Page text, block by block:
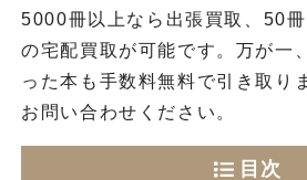
5000冊以上なら出張買取、50
の宅配買取が可能です。万が一
った本も手数料無料で引き取り
お問い合わせください。
目次